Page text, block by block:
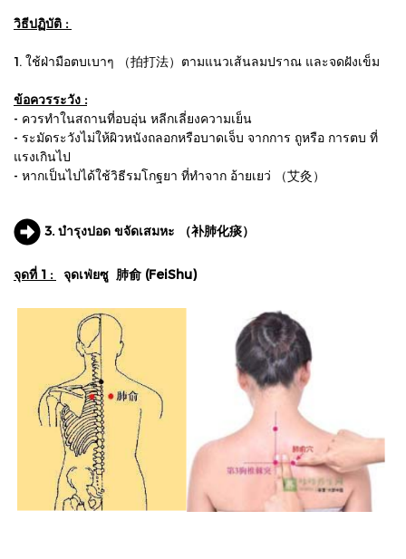
วิธีปฏิบัติ :
1. ใช้ฝ่ามือตบเบาๆ （拍打法）ตามแนวเส้นลมปราณ และจดฝังเข็ม
ข้อควรระวัง :
- ควรทำในสถานที่อบอุ่น หลีกเลี่ยงความเย็น
- ระมัดระวังไม่ให้ผิวหนังถลอกหรือบาดเจ็บ จากการ ถูหรือ การตบ ที่
แรงเกินไป
- หากเป็นไปได้ใช้วิธีรมโกฐยา ที่ทำจาก อ้ายเยว่ （艾灸）
3. บำรุงปอด ขจัดเสมหะ （补肺化痰）
จุดที่ 1 : จุดเฟ่ยซู 肺俞 (FeiShu)